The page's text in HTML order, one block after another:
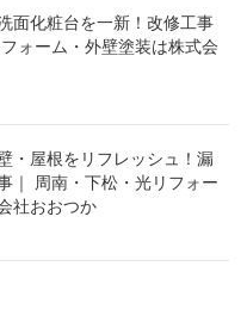
面化粧台を一新！改修工事
ォーム・外壁塗装は株式会
屋根をリフレッシュ！漏
｜ 周南・下松・光リフォー
社おおつか